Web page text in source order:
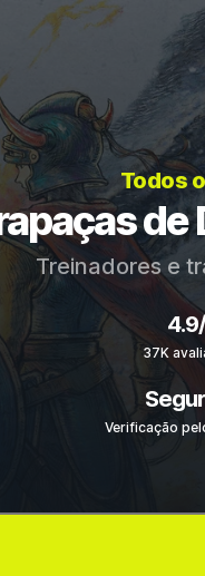
Todos
de
Treinadores e
37K
Verificação